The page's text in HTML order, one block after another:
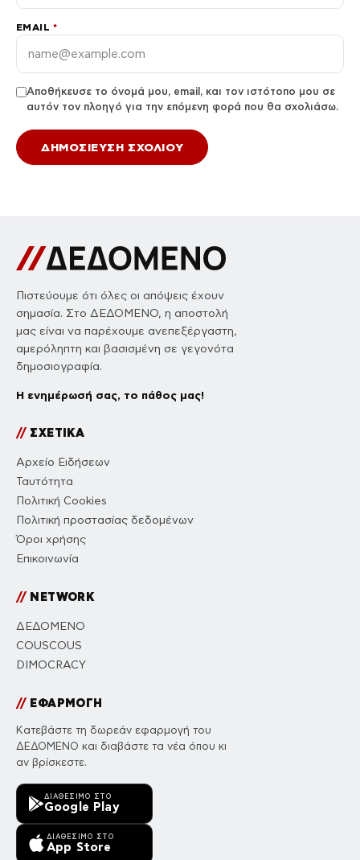
EMAIL *
Αποθήκευσε το όνομά μου, email, και τον ιστότοπο μου σε
αυτόν τον πλοηγό για την επόμενη φορά που θα σχολιάσω.
Πιστεύουμε ότι όλες οι απόψεις έχουν
σημασία. Στο ΔΕΔΟΜΕΝΟ, η αποστολή
μας είναι να παρέχουμε ανεπεξέργαστη,
αμερόληπτη και βασισμένη σε γεγονότα
δημοσιογραφία.
Η ενημέρωσή σας, το πάθος μας!
//ΣΧΕΤΙΚΑ
Αρχείο Ειδήσεων
Ταυτότητα
Πολιτική Cookies
Πολιτική προστασίας δεδομένων
Όροι χρήσης
Επικοινωνία
//NETWORK
ΔΕΔΟΜΕΝΟ
COUSCOUS
DIMOCRACY
//ΕΦΑΡΜΟΓΗ
Κατεβάστε τη δωρεάν εφαρμογή του
ΔΕΔΟΜΕΝΟ και διαβάστε τα νέα όπου κι
αν βρίσκεστε.
ΔΙΑΘΈΣΙΜΟ ΣΤΟ
Google Play
ΔΙΑΘΈΣΙΜΟ ΣΤΟ
App Store